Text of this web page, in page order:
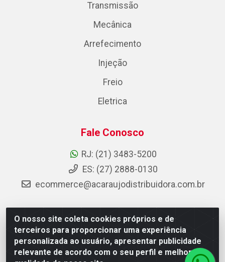
O nosso site coleta cookies próprios e de
terceiros para proporcionar uma experiência
personalizada ao usuário, apresentar publicidade
relevante de acordo com o seu perfil e melhorar a
Transmissão
Mecânica
Arrefecimento
Injeção
Freio
Eletrica
Fale Conosco
RJ: (21) 3483-5200
ES: (27) 2888-0130
ecommerce@acaraujodistribuidora.com.br
AC Araujo Distribuidora - Rua Carneiro de Campos, 42 -
São Cristóvão, Rio de Janeiro/RJ - CEP 20.920-410 -
CNPJ 08.744.753/0003-85